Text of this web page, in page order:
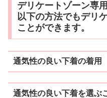
デリケートゾーン専
以下の方法でもデリ
ことができます。
通気性の良い下着の着用
通気性の良い下着を選ぶ